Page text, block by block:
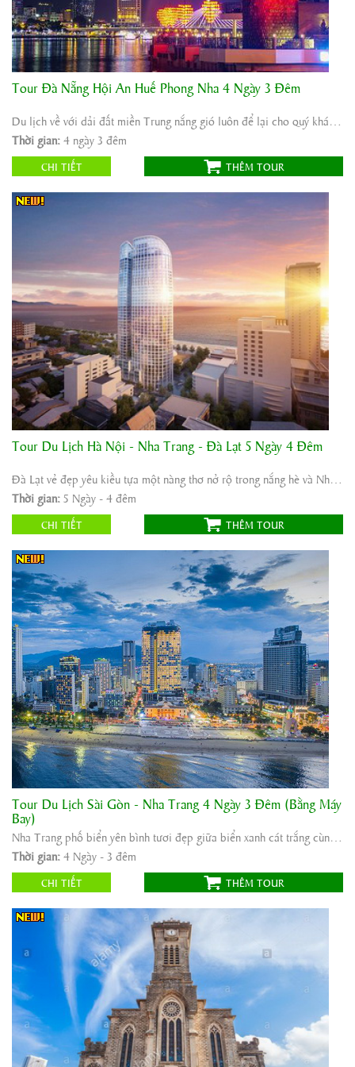
Khởi hành: Sài Gòn/Hà Nội
Thời gian:
4 ngày 3 đêm
Phương tiện: Máy bay/ô tô
Giá tour:4.600.000
Tour Đà Nẵng Hội An Huế Phong Nha 4 Ngày 3 Đêm
Du lịch về với dải đất miền Trung nắng gió luôn để lại cho quý khách những ấn tượng sâu ...
Thời gian:4 ngày 3 đêm
CHI TIẾT THÊM TOUR
Khởi hành:
Hà Nội Nha Trang Đà Lạt
5 Ngày - 4 đêm
Phương tiện: Máy bay/ô tô
Giá tour: 4.600.000
Tour Du Lịch Hà Nội - Nha Trang - Đà Lạt 5 Ngày 4 Đêm
Đà Lạt vẻ đẹp yêu kiều tựa một nàng thơ nở rộ trong nắng hè và Nha Trang, được ví ...
Thời gian:5 Ngày - 4 đêm
CHI TIẾT THÊM TOUR
Khởi hành:
Tp Hồ Chí Minh - Nha Trang
Thời gian:
Phương tiện: Máy bay/ô tô
Giá tour:3.900.000Vnđ
Tour Du Lịch Sài Gòn - Nha Trang 4 Ngày 3 Đêm (Bằng Máy
Bay)
Nha Trang phố biển yên bình tươi đẹp giữa biển xanh cát trắng cùng nắng vàng và Những bãi cỏ ...
Thời gian:4 Ngày - 3 đêm
CHI TIẾT THÊM TOUR